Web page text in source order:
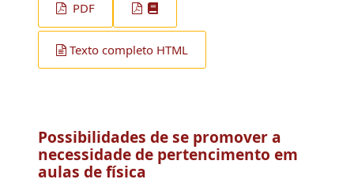
PDF
Texto completo HTML
Possibilidades de se promover a
necessidade de pertencimento em
aulas de física